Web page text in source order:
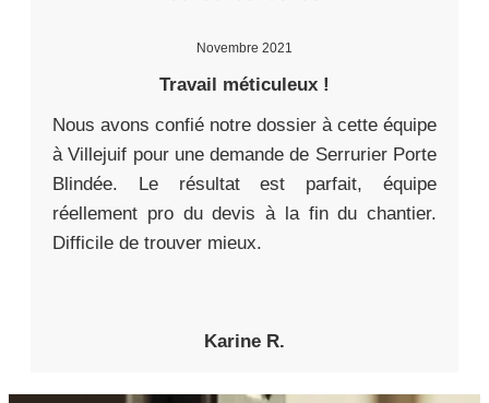
Novembre 2021
Travail méticuleux !
Nous avons confié notre dossier à cette équipe
à Villejuif pour une demande de Serrurier Porte
Blindée. Le résultat est parfait, équipe
réellement pro du devis à la fin du chantier.
Difficile de trouver mieux.
Karine R.